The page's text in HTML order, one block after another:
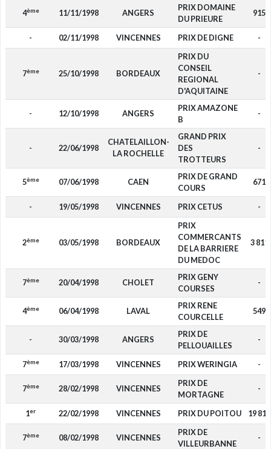
4ème 11/11/1998 ANGERS
PRIX DOMAINE
DU PRIEURE
915
- 02/11/1998 VINCENNES PRIX DE DIGNE -
7ème 25/10/1998 BORDEAUX
PRIX DU
CONSEIL
REGIONAL
D'AQUITAINE
-
- 12/10/1998 ANGERS
PRIX AMAZONE
B
-
- 22/06/1998
CHATELAILLON-
LA ROCHELLE
GRAND PRIX
DES
TROTTEURS
-
5ème 07/06/1998 CAEN
PRIX DE GRAND
COURS
671
- 19/05/1998 VINCENNES PRIX CETUS -
2ème 03/05/1998 BORDEAUX
PRIX
COMMERCANTS
DE LA BARRIERE
DU MEDOC
3 811
7ème 20/04/1998 CHOLET
PRIX GENY
COURSES
-
4ème 06/04/1998 LAVAL
PRIX RENE
COURCELLE
549
- 30/03/1998 ANGERS
PRIX DE
PELLOUAILLES
-
7ème 17/03/1998 VINCENNES PRIX WERINGIA -
7ème 28/02/1998 VINCENNES
PRIX DE
MORTAGNE
-
1er 22/02/1998 VINCENNES PRIX DU POITOU 19 818
7ème 08/02/1998 VINCENNES
PRIX DE
VILLEURBANNE
-